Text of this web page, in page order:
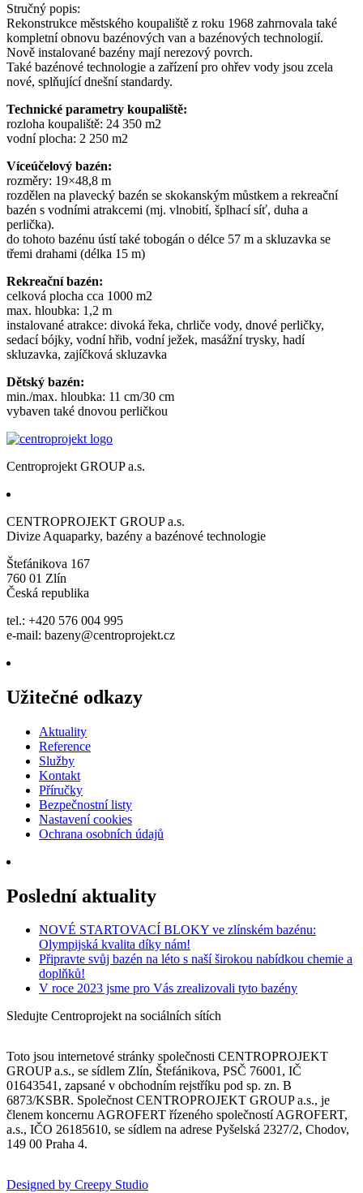
Stručný popis:
Rekonstrukce městského koupaliště z roku 1968 zahrnovala také
kompletní obnovu bazénových van a bazénových technologií.
Nově instalované bazény mají nerezový povrch.
Také bazénové technologie a zařízení pro ohřev vody jsou zcela
nové, splňující dnešní standardy.
Technické parametry koupaliště:
rozloha koupaliště: 24 350 m2
vodní plocha: 2 250 m2
Víceúčelový bazén:
rozměry: 19×48,8 m
rozdělen na plavecký bazén se skokanským můstkem a rekreační
bazén s vodními atrakcemi (mj. vlnobití, šplhací síť, duha a
perlička).
do tohoto bazénu ústí také tobogán o délce 57 m a skluzavka se
třemi drahami (délka 15 m)
Rekreační bazén:
celková plocha cca 1000 m2
max. hloubka: 1,2 m
instalované atrakce: divoká řeka, chrliče vody, dnové perličky,
sedací bójky, vodní hřib, vodní ježek, masážní trysky, hadí
skluzavka, zajíčková skluzavka
Dětský bazén:
min./max. hloubka: 11 cm/30 cm
vybaven také dnovou perličkou
Centroprojekt GROUP a.s.
CENTROPROJEKT GROUP a.s.
Divize Aquaparky, bazény a bazénové technologie
Štefánikova 167
760 01 Zlín
Česká republika
tel.: +420 576 004 995
e-mail: bazeny@centroprojekt.cz
Užitečné odkazy
Aktuality
Reference
Služby
Kontakt
Příručky
Bezpečnostní listy
Nastavení cookies
Ochrana osobních údajů
Poslední aktuality
NOVÉ STARTOVACÍ BLOKY ve zlínském bazénu:
Olympijská kvalita díky nám!
Připravte svůj bazén na léto s naší širokou nabídkou chemie a
doplňků!
V roce 2023 jsme pro Vás zrealizovali tyto bazény
Sledujte Centroprojekt na sociálních sítích
Toto jsou internetové stránky společnosti CENTROPROJEKT
GROUP a.s., se sídlem Zlín, Štefánikova, PSČ 76001, IČ
01643541, zapsané v obchodním rejstříku pod sp. zn. B
6873/KSBR. Společnost CENTROPROJEKT GROUP a.s., je
členem koncernu AGROFERT řízeného společností AGROFERT,
a.s., IČO 26185610, se sídlem na adrese Pyšelská 2327/2, Chodov,
149 00 Praha 4.
Designed by Creepy Studio